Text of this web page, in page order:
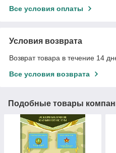
Все условия оплаты
Условия возврата
Возврат товара в течение 14
Все условия возврата
Подобные товары